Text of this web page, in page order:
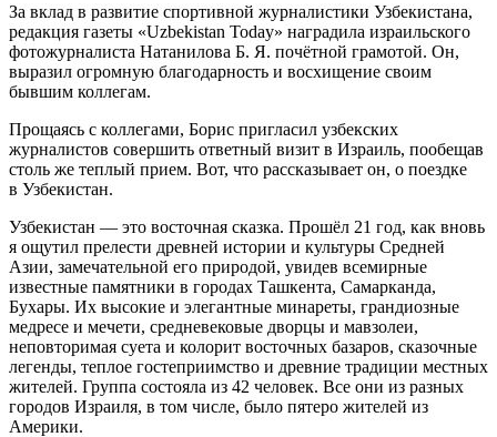
За вклад в развитие спортивной журналистики Узбекистана,
редакция газеты «Uzbekistan Today» наградила израильского
фотожурналиста Натанилова Б. Я. почётной грамотой. Он,
выразил огромную благодарность и восхищение своим
бывшим коллегам.
Прощаясь с коллегами, Борис пригласил узбекских
журналистов совершить ответный визит в Израиль, пообещав
столь же теплый прием. Вот, что рассказывает он, о поездке
в Узбекистан.
Узбекистан — это восточная сказка. Прошёл 21 год, как вновь
я ощутил прелести древней истории и культуры Средней
Азии, замечательной его природой, увидев всемирные
известные памятники в городах Ташкента, Самарканда,
Бухары. Их высокие и элегантные минареты, грандиозные
медресе и мечети, средневековые дворцы и мавзолеи,
неповторимая суета и колорит восточных базаров, сказочные
легенды, теплое гостеприимство и древние традиции местных
жителей. Группа состояла из 42 человек. Все они из разных
городов Израиля, в том числе, было пятеро жителей из
Америки.